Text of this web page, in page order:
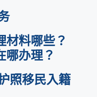
材料哪些？
哪办理？
照移民入籍